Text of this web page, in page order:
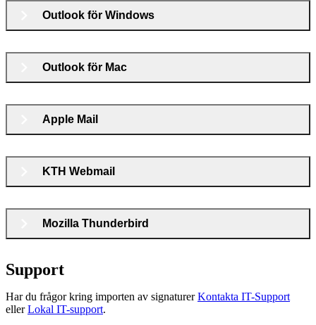
Outlook för Windows
Outlook för Mac
Apple Mail
KTH Webmail
Mozilla Thunderbird
Support
Har du frågor kring importen av signaturerKontakta IT-Support
ellerLokal IT-support.